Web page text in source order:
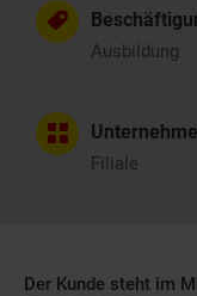
Ausbildung
Filiale
Der Kunde steht im